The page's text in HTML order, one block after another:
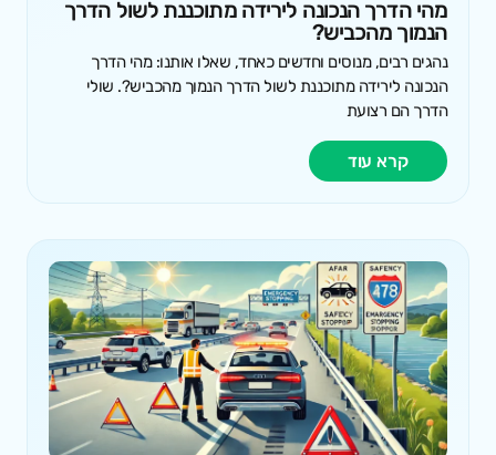
מהי הדרך הנכונה לירידה מתוכננת לשול הדרך
הנמוך מהכביש?
נהגים רבים, מנוסים וחדשים כאחד, שאלו אותנו: מהי הדרך
הנכונה לירידה מתוכננת לשול הדרך הנמוך מהכביש?. שולי
הדרך הם רצועת
קרא עוד